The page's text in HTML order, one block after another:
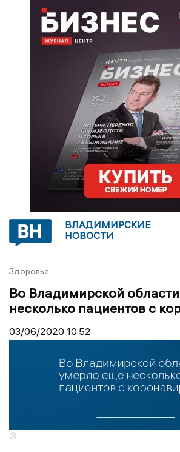
ВЛАДИМИРСКИЕ
НОВОСТИ
Здоровье
Во Владимирской
несколько пациентов с
03/06/2020 10:52
©